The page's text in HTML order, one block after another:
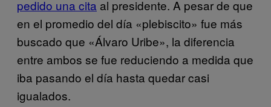
pedido una cita al presidente. A pesar de que
en el promedio del día «plebiscito» fue más
buscado que «Álvaro Uribe», la diferencia
entre ambos se fue reduciendo a medida que
iba pasando el día hasta quedar casi
igualados.